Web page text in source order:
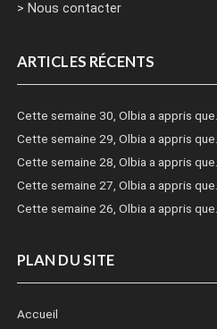
> Nous contacter
ARTICLES RÉCENTS
Cette semaine 30, Olbia a appris que…
Cette semaine 29, Olbia a appris que…
Cette semaine 28, Olbia a appris que…
Cette semaine 27, Olbia a appris que…
Cette semaine 26, Olbia a appris que…
PLAN DU SITE
Accueil